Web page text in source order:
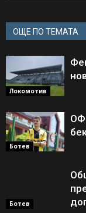
ОЩЕ ПО ТЕМАТА
Локомотив
Ботев
Ботев